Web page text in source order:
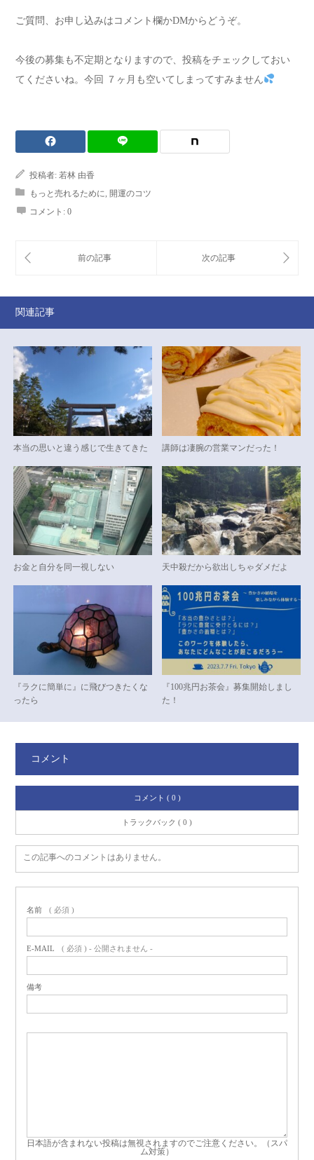
ご質問、お申し込みはコメント欄かDMからどうぞ。
今後の募集も不定期となりますので、投稿をチェックしておい
てくださいね。今回 ７ヶ月も空いてしまってすみません
投稿者: 若林 由香
もっと売れるために 開運のコツ
コメント: 0
関連記事
本当の思いと違う感じで生きてきた 講師は凄腕の営業マンだった！
お金と自分を同一視しない 天中殺だから欲出しちゃダメだよ
『ラクに簡単に』に飛びつきたくな
ったら
『100兆円お茶会』募集開始しまし
た！
コメント
コメント ( 0 )
トラックバック ( 0 )
この記事へのコメントはありません。
名前 ( 必須 )
E-MAIL ( 必須 ) - 公開されません -
備考
日本語が含まれない投稿は無視されますのでご注意ください。（スパ
ム対策）